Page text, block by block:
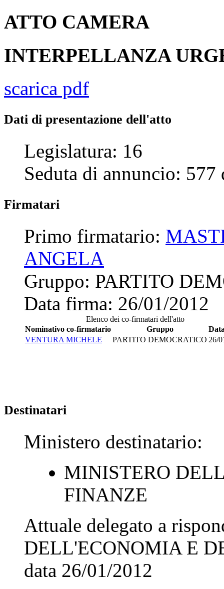
ATTO CAMERA
INTERPELLANZA
scarica pdf
Dati di presentazione dell'atto
Legislatura: 16
Seduta di annuncio: 577
Firmatari
Primo firmatario:
ANGELA
Gruppo: PARTITO
Data firma: 26/01/2012
Elenco dei co-firmatari dell'atto
Nominativo co-firmatario
Gruppo
VENTURA MICHELE
PARTITO DEMOCRATICO 26/
Destinatari
Ministero destinatario:
MINISTERO
FINANZE
Attuale delegato a
DELL'ECONOMIA E
data 26/01/2012